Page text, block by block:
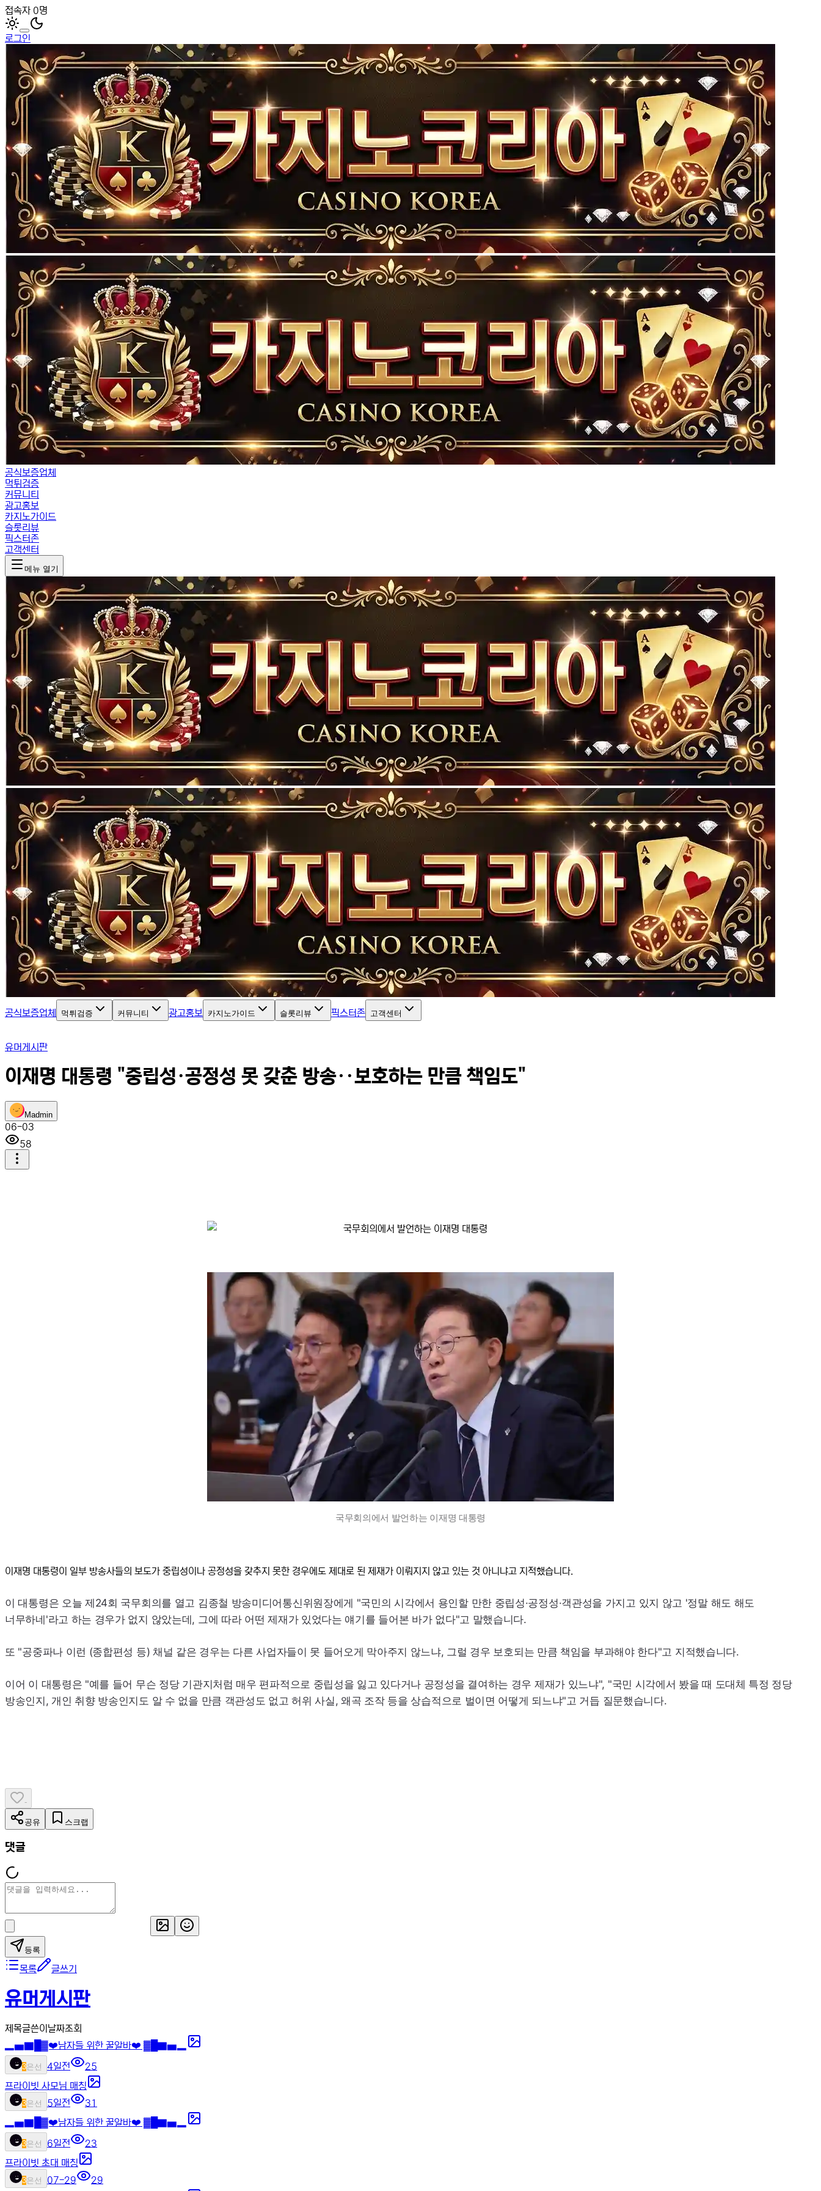
접속자 0명
로그인
공식보증업체
먹튀검증
커뮤니티
광고홍보
카지노가이드
슬롯리뷰
픽스터존
고객센터
메뉴 열기
공식보증업체 먹튀검증 커뮤니티 광고홍보 카지노가이드 슬롯리뷰 픽스터존 고객센터
유머게시판
이재명 대통령 "중립성·공정성 못 갖춘 방송‥보호하는 만큼 책임도"
Madmin
06-03
58
국무회의에서 발언하는 이재명 대통령
이재명 대통령이 일부 방송사들의 보도가 중립성이나 공정성을 갖추지 못한 경우에도 제대로 된 제재가 이뤄지지 않고 있는 것 아니냐고 지적했습니다.
이 대통령은 오늘 제24회 국무회의를 열고 김종철 방송미디어통신위원장에게 "국민의 시각에서 용인할 만한 중립성·공정성·객관성을 가지고 있지 않고 '정말 해도 해도
너무하네'라고 하는 경우가 없지 않았는데, 그에 따라 어떤 제재가 있었다는 얘기를 들어본 바가 없다"고 말했습니다.
또 "공중파나 이런 (종합편성 등) 채널 같은 경우는 다른 사업자들이 못 들어오게 막아주지 않느냐, 그럴 경우 보호되는 만큼 책임을 부과해야 한다"고 지적했습니다.
이어 이 대통령은 "예를 들어 무슨 정당 기관지처럼 매우 편파적으로 중립성을 잃고 있다거나 공정성을 결여하는 경우 제재가 있느냐", "국민 시각에서 봤을 때 도대체 특정 정당
방송인지, 개인 취향 방송인지도 알 수 없을 만큼 객관성도 없고 허위 사실, 왜곡 조작 등을 상습적으로 벌이면 어떻게 되느냐"고 거듭 질문했습니다.
-
공유 스크랩
댓글
등록
목록 글쓰기
유머게시판
제목글쓴이 날짜조회
▂▅▇█▓❤️남자들 위한 꿀알바❤️ ▓█▇▅▂
3은선 4일전
25
프라이빗 사모님 매칭
3은선 5일전
31
▂▅▇█▓❤️남자들 위한 꿀알바❤️ ▓█▇▅▂
3은선 6일전
23
프라이빗 초대 매칭
3은선 07-29 29